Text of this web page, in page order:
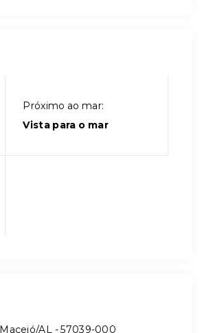
Próximo ao mar:
Vista para o mar
AL - 57039-000